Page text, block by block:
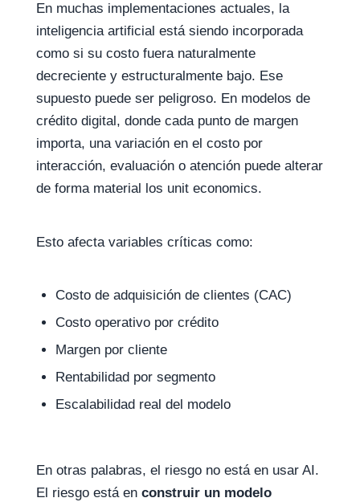
En muchas implementaciones actuales, la
inteligencia artificial está siendo incorporada
como si su costo fuera naturalmente
decreciente y estructuralmente bajo. Ese
supuesto puede ser peligroso. En modelos de
crédito digital, donde cada punto de margen
importa, una variación en el costo por
interacción, evaluación o atención puede alterar
de forma material los unit economics.
Esto afecta variables críticas como:
Costo de adquisición de clientes (CAC)
Costo operativo por crédito
Margen por cliente
Rentabilidad por segmento
Escalabilidad real del modelo
En otras palabras, el riesgo no está en usar AI.
El riesgo está en construir un modelo